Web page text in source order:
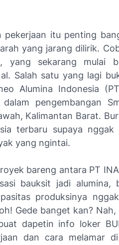
itu penting
yang jarang dilirik.
, yang sekarang mulai
Salah satu yang lagi
Alumina Indonesia
pengembangan
Kalimantan Barat.
terbaru supaya nggak
yang ngintai.
bareng antara PT
bauksit jadi alumina,
produksinya
Gede banget kan? Nah,
dapetin info loker
dan cara melamar